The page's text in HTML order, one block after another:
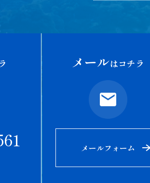
メールはコチラ
メールフォーム